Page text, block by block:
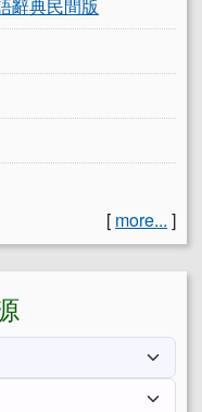
辭典民間版
[ more... ]